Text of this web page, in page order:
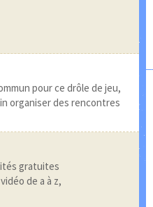
pour ce drôle de jeu,
organiser des rencontres
gratuites
de a à z,